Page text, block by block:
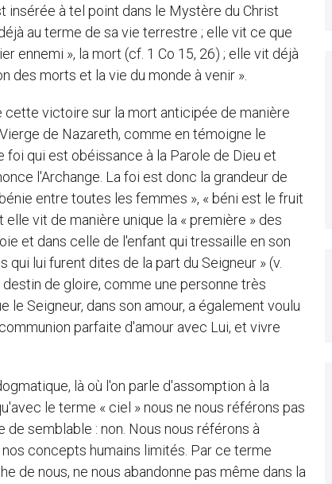
insérée à tel point dans le Mystère du Christ
au terme de sa vie terrestre ; elle vit ce que
ennemi », la mort (cf. 1 Co 15, 26) ; elle vit déjà
des morts et la vie du monde à venir ».
cette victoire sur la mort anticipée de manière
de Nazareth, comme en témoigne le
foi qui est obéissance à la Parole de Dieu et
l'Archange. La foi est donc la grandeur de
entre toutes les femmes », « béni est le fruit
vit de manière unique la « première » des
et dans celle de l'enfant qui tressaille en son
lui furent dites de la part du Seigneur » (v.
de gloire, comme une personne très
Seigneur, dans son amour, a également voulu
parfaite d'amour avec Lui, et vivre
là où l'on parle d'assomption à la
le terme « ciel » nous ne nous référons pas
de semblable : non. Nous nous référons à
concepts humains limités. Par ce terme
de nous, ne nous abandonne pas même dans la